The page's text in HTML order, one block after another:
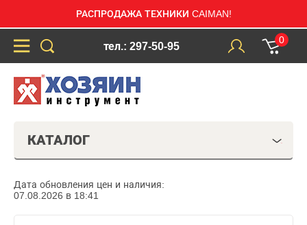
РАСПРОДАЖА ТЕХНИКИ CAIMAN!
тел.: 297-50-95
0
КАТАЛОГ
Дата обновления цен и наличия:
07.08.2026 в 18:41